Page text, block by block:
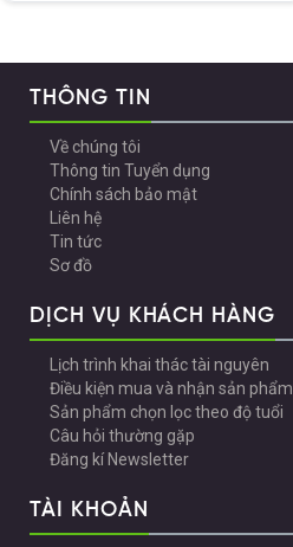
THÔNG TIN
Về chúng tôi
Thông tin Tuyển dụng
Chính sách bảo mật
Liên hệ
Tin tức
Sơ đồ
DỊCH VỤ KHÁCH HÀNG
Lịch trình khai thác tài nguyên
Điều kiện mua và nhận sản phẩm
Sản phẩm chọn lọc theo độ tuổi
Câu hỏi thường gặp
Đăng kí Newsletter
TÀI KHOẢN